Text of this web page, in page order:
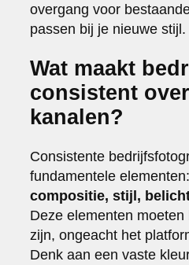
contact
info@markhorn.nl
about
overgang voor
passen bij je nieuwe stijl.
Wat maakt
consistent
kanalen?
Consistente
fundamentele elementen:
compositie, stijl,
Deze elementen
zijn, ongeacht het
Denk aan een vaste